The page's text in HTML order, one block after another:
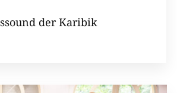
der Karibik